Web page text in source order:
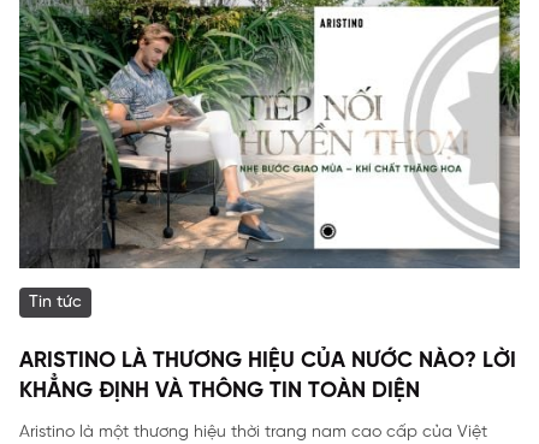
Tin tức
ARISTINO LÀ THƯƠNG HIỆU CỦA NƯỚC NÀO? LỜI
KHẲNG ĐỊNH VÀ THÔNG TIN TOÀN DIỆN
Aristino là một thương hiệu thời trang nam cao cấp của Việt